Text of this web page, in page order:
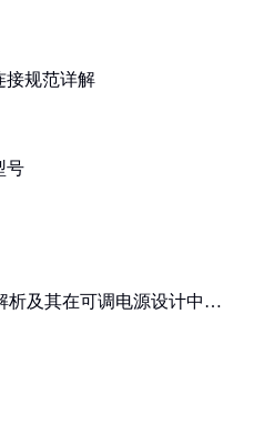
接规范详解
号
析及其在可调电源设计中的